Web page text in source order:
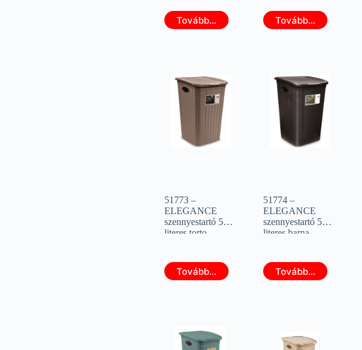
Tovább... Tovább...
51773 –
ELEGANCE
szennyestartó 50
literes torto
Tovább...
51774 –
ELEGANCE
szennyestartó 50
literes barna
Tovább...